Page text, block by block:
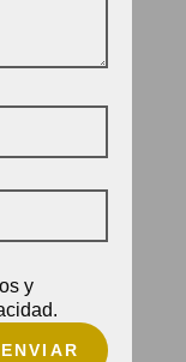
y
ENVIAR